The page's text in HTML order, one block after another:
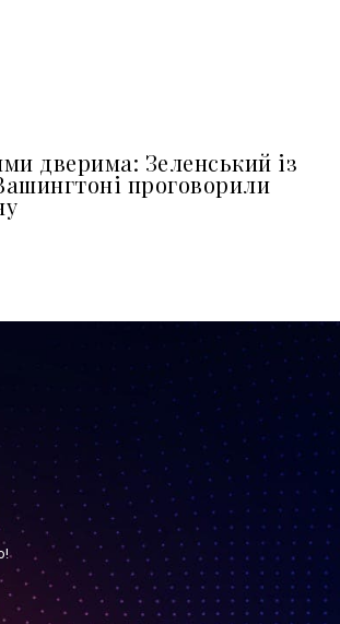
дверима: Зеленський із
проговорили